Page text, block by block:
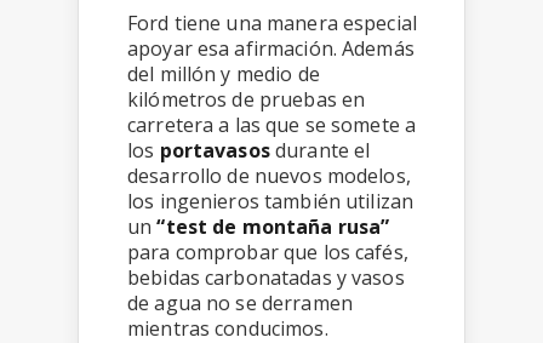
Ford tiene una manera especial
apoyar esa afirmación. Además
del millón y medio de
kilómetros de pruebas en
carretera a las que se somete a
los portavasosdurante el
desarrollo de nuevos modelos,
los ingenieros también utilizan
un“test de montaña rusa”
para comprobar que los cafés,
bebidas carbonatadas y vasos
de agua no se derramen
mientras conducimos.